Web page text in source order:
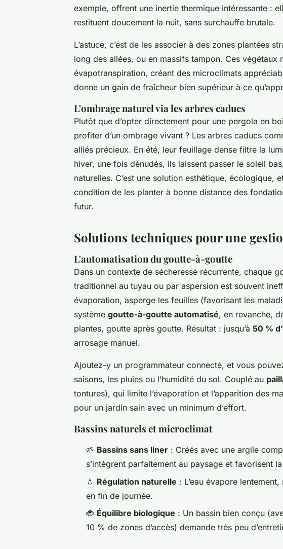
exemple, offrent une inertie thermique intéressante :
restituent doucement la nuit, sans surchauffe brutale.
L’astuce, c’est de les associer à des zones plantées
long des allées, ou en massifs tampon. Ces végétaux
évapotranspiration, créant des microclimats
donne un gain de fraîcheur bien supérieur à ce
L'ombrage naturel via les arbres caducs
Plutôt que d’opter directement pour une pergola en
profiter d’un ombrage vivant ? Les arbres caducs
alliés précieux. En été, leur feuillage dense filtre la
hiver, une fois dénudés, ils laissent passer le soleil
naturelles. C’est une solution esthétique, écologique,
condition de les planter à bonne distance des
futur.
Solutions techniques pour une
L'automatisation du goutte-à-goutte
Dans un contexte de sécheresse récurrente, chaque
traditionnel au tuyau ou par aspersion est souvent
évaporation, asperge les feuilles (favorisant les
système goutte-à-goutte automatisé, en revanche,
plantes, goutte après goutte. Résultat : jusqu’à 50 %
arrosage manuel.
Ajoutez-y un programmateur connecté, et vous
saisons, les pluies ou l’humidité du sol. Couplé au
tontures), qui limite l’évaporation et l’apparition des
pour un jardin sain avec un minimum d’effort.
Bassins naturels et microclimat
🌱 Bassins sans liner : Créés avec une argile
s’intègrent parfaitement au paysage et favorisent
💧 Régulation naturelle : L’eau évapore
en fin de journée.
🐞 Équilibre biologique : Un bassin bien conçu
10 % de zones d’accès) demande très peu